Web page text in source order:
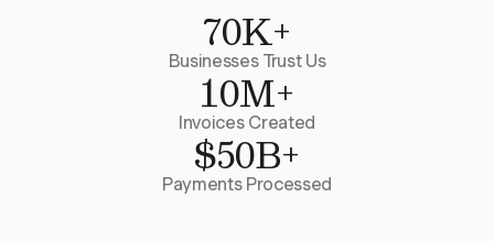
70K+
Businesses Trust Us
10M+
Invoices Created
$50B+
Payments Processed